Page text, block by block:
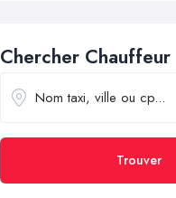
Chercher Chauffeur
Trouver